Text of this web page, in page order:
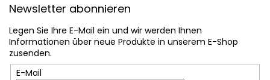
Newsletter abonnieren
Legen Sie Ihre E-Mail ein und wir werden Ihnen
Informationen über neue Produkte in unserem E-Shop
zusenden.
E-Mail